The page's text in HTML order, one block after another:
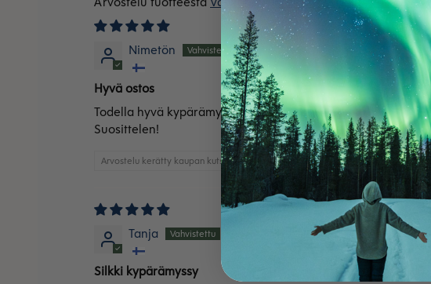
Nimetön
Hyvä ostos
Todella hyvä kypärämyssy vauvalle.
Suosittelen!
Arvostelu kerätty kaupan kutsun kautta
Tanja
Silkki kypärämyssy